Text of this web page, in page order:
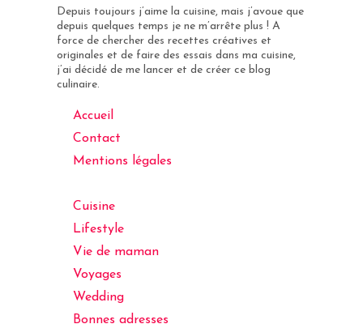
Depuis toujours j’aime la cuisine, mais j’avoue que
depuis quelques temps je ne m’arrête plus ! A
force de chercher des recettes créatives et
originales et de faire des essais dans ma cuisine,
j’ai décidé de me lancer et de créer ce blog
culinaire.
Accueil
Contact
Mentions légales
Cuisine
Lifestyle
Vie de maman
Voyages
Wedding
Bonnes adresses